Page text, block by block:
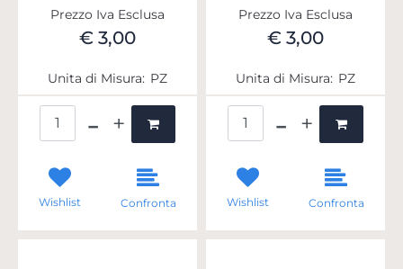
Prezzo Iva Esclusa
€ 3,00
Unita di Misura: PZ
Wishlist Confronta
Prezzo Iva Esclusa
€ 3,00
Unita di Misura: PZ
Wishlist Confronta